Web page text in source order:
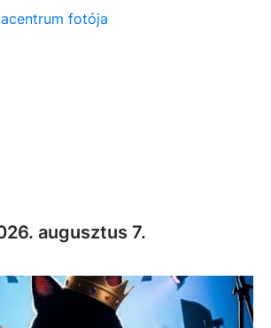
augusztus 7.